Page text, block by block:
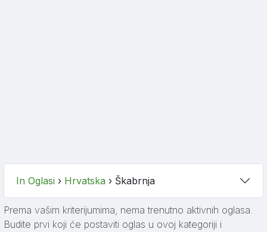
In Oglasi › Hrvatska › Škabrnja
Prema vašim kriterijumima, nema trenutno aktivnih oglasa.
Budite prvi koji će postaviti oglas u ovoj kategoriji i